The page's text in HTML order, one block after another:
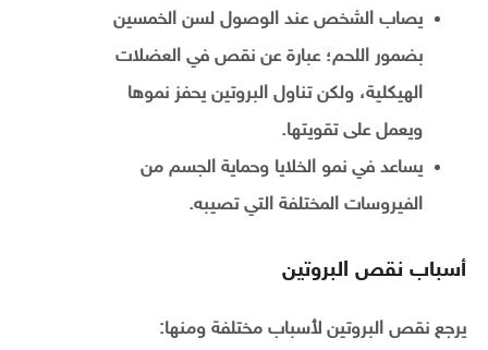
يصاب الشخص عند الوصول لسن الخمسين
بضمور اللحم؛ عبارة عن نقص في العضلات
الهيكلية، ولكن تناول البروتين يحفز نموها
ويعمل على تقويتها.
يساعد في نمو الخلايا وحماية الجسم من
الفيروسات المختلفة التي تصيبه.
أسباب نقص البروتين
يرجع نقص البروتين لأسباب مختلفة ومنها: